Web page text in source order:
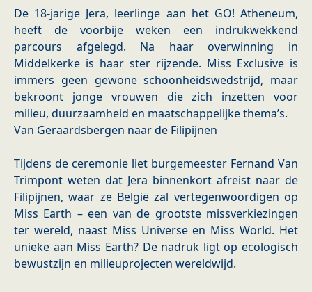
De 18-jarige Jera, leerlinge aan het GO! Atheneum,
heeft de voorbije weken een indrukwekkend
parcours afgelegd. Na haar overwinning in
Middelkerke is haar ster rijzende. Miss Exclusive is
immers geen gewone schoonheidswedstrijd, maar
bekroont jonge vrouwen die zich inzetten voor
milieu, duurzaamheid en maatschappelijke thema’s.
Van Geraardsbergen naar de Filipijnen
Tijdens de ceremonie liet burgemeester Fernand Van
Trimpont weten dat Jera binnenkort afreist naar de
Filipijnen, waar ze België zal vertegenwoordigen op
Miss Earth – een van de grootste missverkiezingen
ter wereld, naast Miss Universe en Miss World. Het
unieke aan Miss Earth? De nadruk ligt op ecologisch
bewustzijn en milieuprojecten wereldwijd.